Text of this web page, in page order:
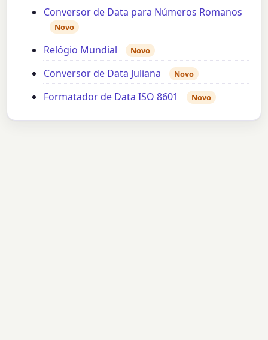
Conversor de Data para Números Romanos
Novo
Relógio Mundial Novo
Conversor de Data Juliana Novo
Formatador de Data ISO 8601 Novo